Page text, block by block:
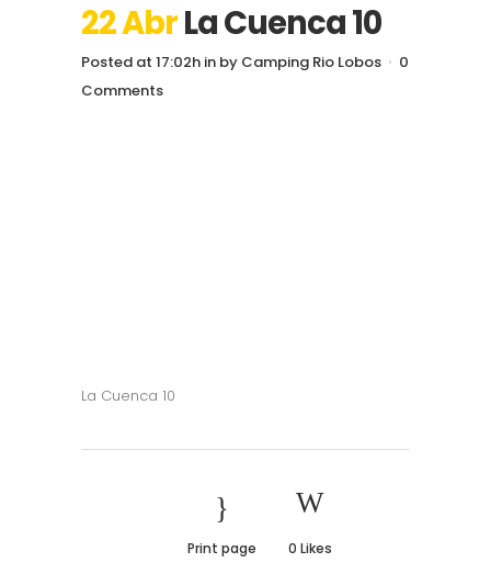
22 AbrLa Cuenca 10
Posted at 17:02h in by Camping Rio Lobos
0
Comments
La Cuenca 10
Print page 0 Likes